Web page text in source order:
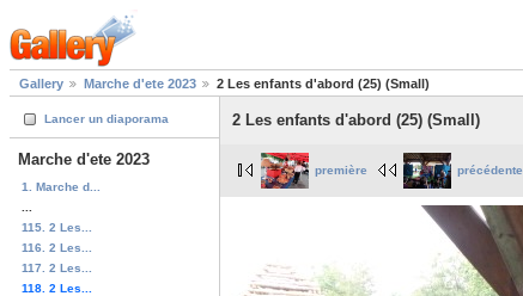
Gallery Marche d'ete 2023 2 Les enfants d'abord (25) (Small)
Lancer un diaporama
Marche d'ete 2023
1. Marche d...
115. 2 Les...
116. 2 Les...
117. 2 Les...
118. 2 Les...
2 Les enfants d'abord (25) (Small)
première précédente